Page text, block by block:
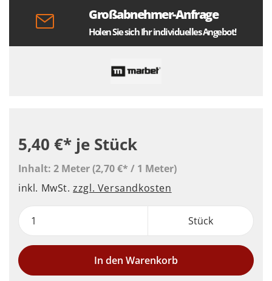
Großabnehmer-Anfrage
Holen Sie sich Ihr individuelles Angebot!
5,40 €* je Stück
Inhalt: 2 Meter(2,70 €* / 1 Meter)
inkl. MwSt.zzgl. Versandkosten
Stück
In den Warenkorb